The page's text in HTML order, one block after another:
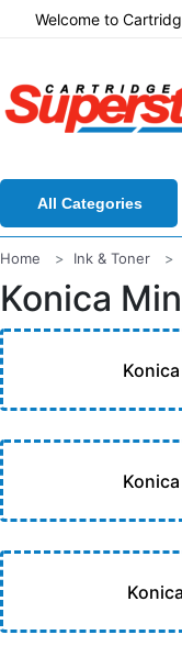
Welcome to
All Categories
Home Ink & Toner
Konica